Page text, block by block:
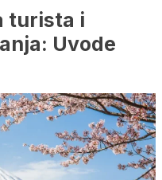
turista i
Uvode